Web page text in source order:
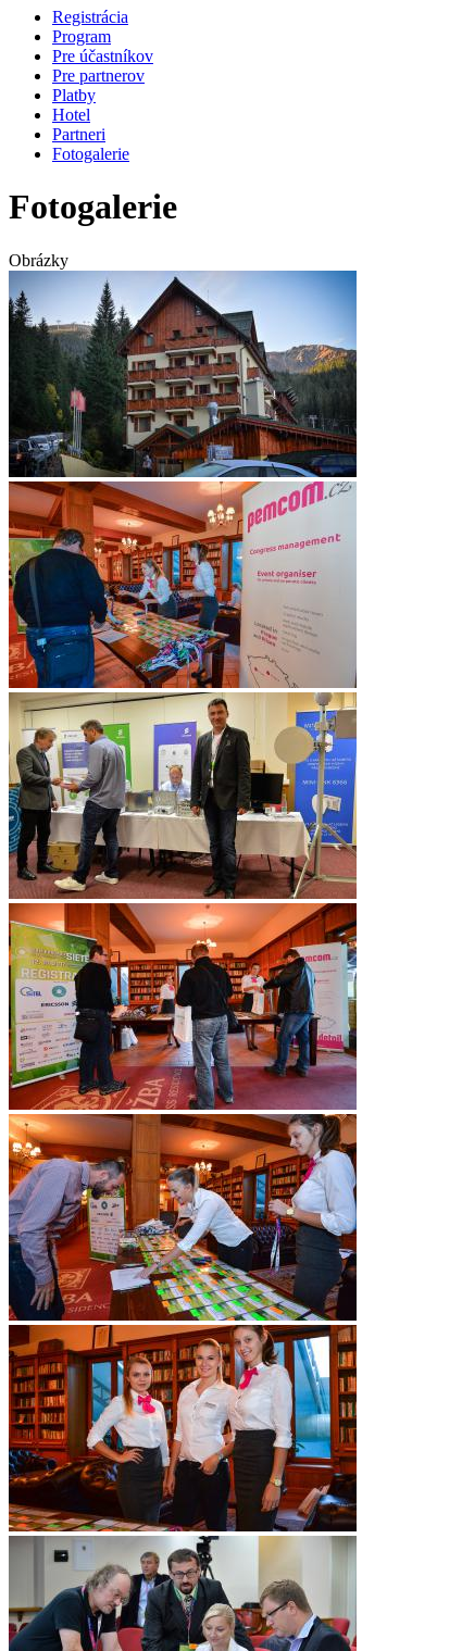
Registrácia
Program
Pre účastníkov
Pre partnerov
Platby
Hotel
Partneri
Fotogalerie
Fotogalerie
Obrázky